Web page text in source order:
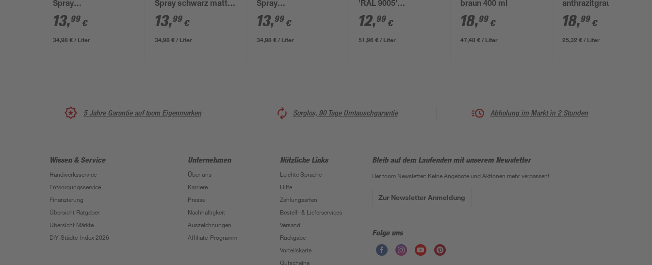
Spray
Hammerschlag-Effekt
schwarz 400 ml
13,99 €
34,98 € / Liter
Spray schwarz matt
400 ml
13,99 €
34,98 € / Liter
Spray
Hammerschlag-Effekt
silbergrau 400 ml
13,99 €
34,98 € / Liter
'RAL 9005'
tiefschwarz glänzend
250 ml
12,99 €
51,96 € / Liter
braun 400 ml
18,99 €
47,48 € / Liter
anthrazitgrau
glänzend 750 ml
18,99 €
25,32 € / Liter
5 Jahre Garantie auf toom Eigenmarken Sorglos, 90 Tage Umtauschgarantie Abholung im Markt in 2 Stunden
Wissen & Service
Handwerksservice
Entsorgungsservice
Finanzierung
Übersicht Ratgeber
Übersicht Märkte
DIY-Städte-Index 2026
Unternehmen
Über uns
Karriere
Presse
Nachhaltigkeit
Auszeichnungen
Affiliate-Programm
Nützliche Links
Leichte Sprache
Hilfe
Zahlungsarten
Bestell- & Lieferservices
Versand
Rückgabe
Vorteilskarte
Gutscheine
Bleib auf dem Laufenden mit unserem Newsletter
Der toom Newsletter: Keine Angebote und Aktionen mehr verpassen!
Zur Newsletter Anmeldung
Folge uns